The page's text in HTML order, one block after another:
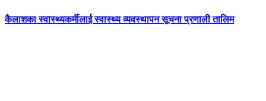
कैलाशका स्वास्थ्यकर्मीलाई स्वास्थ्य व्यवस्थापन सूचना प्रणाली तालिम